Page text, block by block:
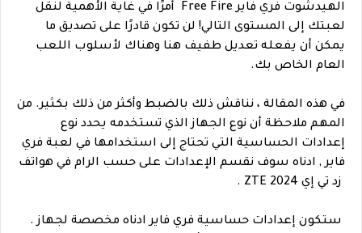
الهيدشوت فري فاير Free Fire أمرًا في غاية الأهمية لنقل
لعبتك إلى المستوى التالي! لن تكون قادرًا على تصديق ما
يمكن أن يفعله تعديل طفيف هنا وهناك لأسلوب اللعب
العام الخاص بك.
في هذه المقالة ، نناقش ذلك بالضبط وأكثر من ذلك بكثير. من
المهم ملاحظة أن نوع الجهاز الذي تستخدمه يحدد نوع
إعدادات الحساسية التي تحتاج إلى استخدامها في لعبة فري
فاير , ادناه سوف نقسم الإعدادات على حسب الرام في هواتف
زد تي إي 2024 ZTE .
ستكون إعدادات حساسية فري فاير ادناه مخصصة لجهاز .